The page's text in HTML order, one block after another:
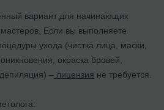
вариант для начинающих
Если вы выполняете
ухода (чистка лица, маски,
окраска бровей,
– лицензия не требуется.